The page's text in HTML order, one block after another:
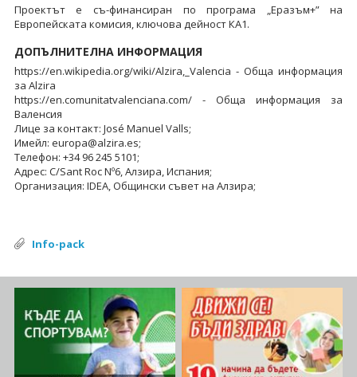
Проектът е съ-финансиран по програма „Еразъм+” на
Европейската комисия, ключова дейност КА1.
ДОПЪЛНИТЕЛНА ИНФОРМАЦИЯ
https://en.wikipedia.org/wiki/Alzira,_Valencia - Обща информация
за Alzira
https://en.comunitatvalenciana.com/ - Обща информация за
Валенсия
Лице за контакт: José Manuel Valls;
Имейл: europa@alzira.es;
Телефон: +34 96 245 5101;
Адрес: C/Sant Roc Nº6, Алзира, Испания;
Организация: IDEA, Общински съвет на Алзира;
Info-pack